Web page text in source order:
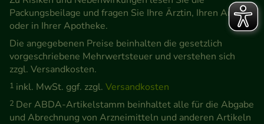
Packungsbeilage und fragen Sie Ihre Ärztin, Ihren Arzt
oder in Ihrer Apotheke.
Die angegebenen Preise beinhalten die gesetzlich
vorgeschriebene Mehrwertsteuer und verstehen sich
zzgl. Versandkosten.
1 inkl. MwSt. ggf. zzgl. Versandkosten
2 Der ABDA-Artikelstamm beinhaltet alle für die Abgabe
und Abrechnung von Arzneimitteln und anderen Artikeln